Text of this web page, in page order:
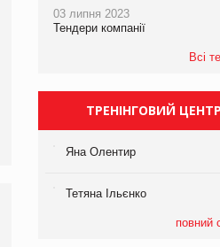
виробництва
03 липня 2023
Тендери компанії
Всі
ТРЕНІНГОВИЙ ЦЕНТР
Яна Олентир
Тетяна Ільєнко
повний